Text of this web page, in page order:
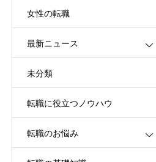
女性の転職
最新ニュース
未分類
転職に役立つノウハウ
転職のお悩み